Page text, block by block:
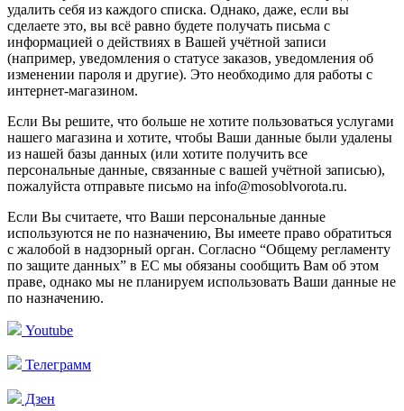
удалить себя из каждого списка. Однако, даже, если вы
сделаете это, вы всё равно будете получать письма с
информацией о действиях в Вашей учётной записи
(например, уведомления о статусе заказов, уведомления об
изменении пароля и другие). Это необходимо для работы с
интернет-магазином.
Если Вы решите, что больше не хотите пользоваться услугами
нашего магазина и хотите, чтобы Ваши данные были удалены
из нашей базы данных (или хотите получить все
персональные данные, связанные с вашей учётной записью),
пожалуйста отправьте письмо на info@mosoblvorota.ru.
Если Вы считаете, что Ваши персональные данные
используются не по назначению, Вы имеете право обратиться
с жалобой в надзорный орган. Согласно “Общему регламенту
по защите данных” в ЕС мы обязаны сообщить Вам об этом
праве, однако мы не планируем использовать Ваши данные не
по назначению.
Youtube
Телеграмм
Дзен